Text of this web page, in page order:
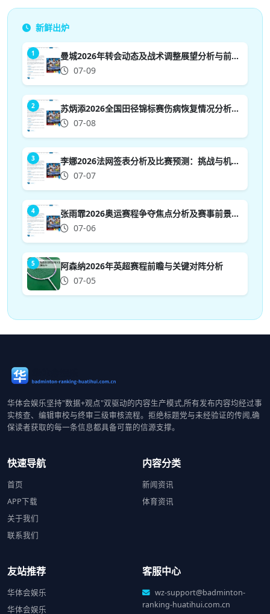
新鲜出炉
1
曼城2026年转会动态及战术调整展望分析与前景预测
07-09
2
苏炳添2026全国田径锦标赛伤病恢复情况分析与前景展望
07-08
3
李娜2026法网签表分析及比赛预测：挑战与机遇并存的前景展望
07-07
4
张雨霏2026奥运赛程争夺焦点分析及赛事前景展望
07-06
5
阿森纳2026年英超赛程前瞻与关键对阵分析
07-05
华体会娱乐坚持"数据+观点"双驱动的内容生产模式,所有发布内容均经过事
实核查、编辑审校与终审三级审核流程。拒绝标题党与未经验证的传闻,确
保读者获取的每一条信息都具备可靠的信源支撑。
快速导航
首页
APP下载
关于我们
联系我们
内容分类
新闻资讯
体育资讯
友站推荐
华体会娱乐
华体会娱乐
客服中心
wz-support@badminton-
ranking-huatihui.com.cn